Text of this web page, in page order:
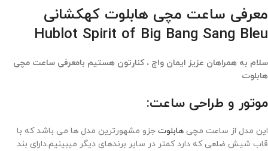
معرفی ساعت مچی هابلوت کهکشانی
Hublot Spirit of Big Bang Sang Bleu
سلام به همراهان عزیز ایمان واچ ، کنارتون هستیم بامعرفی ساعت مچی
هابلوت
موتور و طراحی ساعت:
این مدل از ساعت مچی هابلوت جزو مشهورترین مدل ها می باشد که با
قاب شیش ضلعی که دارد کمتر در سایر برندهای دیگر میبینیم.دارای بند